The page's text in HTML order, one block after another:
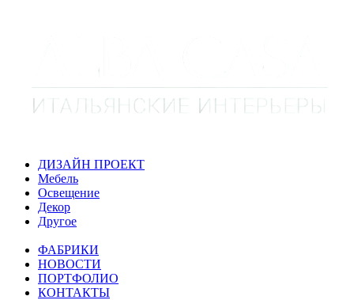
ДИЗАЙН ПРОЕКТ
Мебель
Освещение
Декор
Другое
ФАБРИКИ
НОВОСТИ
ПОРТФОЛИО
КОНТАКТЫ